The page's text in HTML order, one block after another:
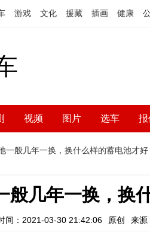
游戏 文化 援藏 插画 健康
视频 图片 选车 报
一般几年一换，换什么样的蓄电池才好
般几年一换，换
间：2021-03-30 21:42:06 原创 来源